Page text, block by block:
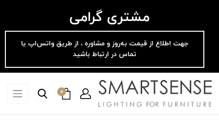
مشتری گرامی
جهت اطلاع از قیمت به‌روز و مشاوره ، از طریق واتس‌اپ یا
تماس در ارتباط باشید
0